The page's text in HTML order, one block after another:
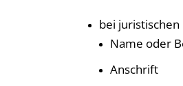
bei
Name oder
Anschrift